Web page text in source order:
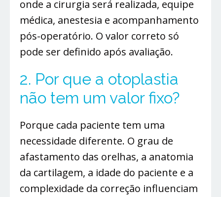
onde a cirurgia será realizada, equipe
médica, anestesia e acompanhamento
pós-operatório. O valor correto só
pode ser definido após avaliação.
2. Por que a otoplastia
não tem um valor fixo?
Porque cada paciente tem uma
necessidade diferente. O grau de
afastamento das orelhas, a anatomia
da cartilagem, a idade do paciente e a
complexidade da correção influenciam